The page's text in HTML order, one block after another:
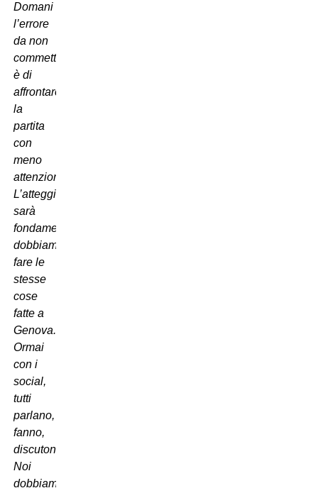
Domani
l’errore
da non
commettere
è di
affrontare
la
partita
con
meno
attenzione.
L’atteggiamento
sarà
fondamentale,
dobbiamo
fare le
stesse
cose
fatte a
Genova.
Ormai
con i
social,
tutti
parlano,
fanno,
discutono.
Noi
dobbiamo